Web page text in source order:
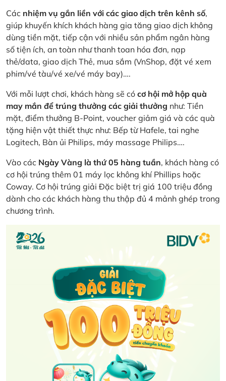
Các nhiệm vụ gắn liền với các giao dịch trên kênh số,
giúp khuyến khích khách hàng gia tăng giao dịch không
dùng tiền mặt, tiếp cận với nhiều sản phẩm ngân hàng
số tiện ích, an toàn như thanh toan hóa đơn, nạp
thẻ/data, giao dịch Thẻ, mua sắm (VnShop, đặt vé xem
phim/vé tàu/vé xe/vé máy bay)….
Với mỗi lượt chơi, khách hàng sẽ có cơ hội mở hộp quà
may mắn để trúng thưởng các giải thưởng như: Tiền
mặt, điểm thưởng B-Point, voucher giảm giá và các quà
tặng hiện vật thiết thực như: Bếp từ Hafele, tai nghe
Logitech, Bàn ủi Philips, máy massage Philips….
Vào các Ngày Vàng là thứ 05 hàng tuần, khách hàng có
cơ hội trúng thêm 01 máy lọc không khí Phillips hoặc
Coway. Cơ hội trúng giải Đặc biệt trị giá 100 triệu đồng
dành cho các khách hàng thu thập đủ 4 mảnh ghép trong
chương trình.